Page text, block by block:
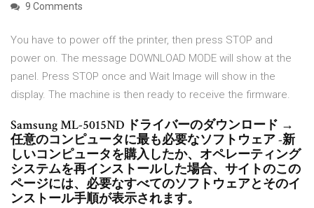
9 Comments
You have to power off the printer, then press STOP and
power on. The message DOWNLOAD MODE will show at the
panel. Press STOP once and Wait Image will show in the
display. The machine is then ready to receive the firmware.
Samsung ML-5015ND ドライバーのダウンロード →
任意のコンピュータに最も必要なソフトウェア -新
しいコンピュータを購入したか、オペレーティング
システムを再インストールした場合、サイトのこの
ページには、必要なすべてのソフトウェアとそのイ
ンストール手順が表示されます。